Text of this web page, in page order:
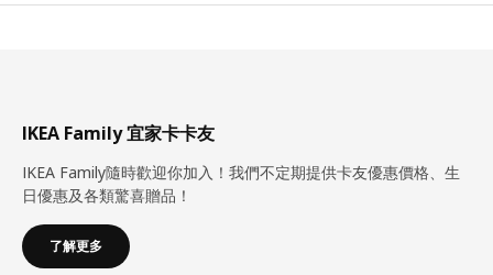
IKEA Family 宜家卡卡友
IKEA Family隨時歡迎你加入！我們不定期提供卡友優惠價格、生
日優惠及各類驚喜贈品！
了解更多